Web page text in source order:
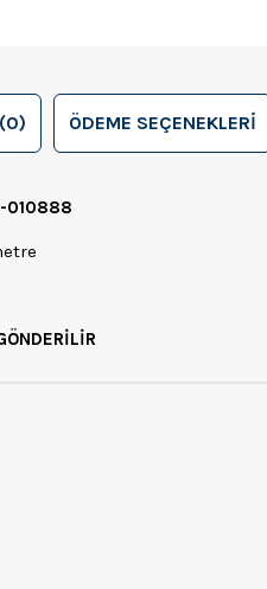
(0) ÖDEME SEÇENEKLERI
010888